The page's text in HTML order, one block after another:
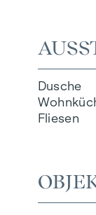
Dusche
Fliesen